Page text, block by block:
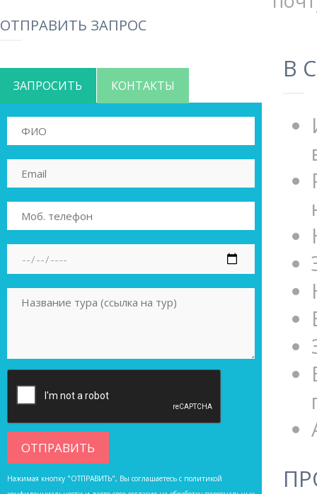
ОТПРАВИТЬ ЗАПРОС
ЗАПРОСИТЬ КОНТАКТЫ
Нажимая кнопку "ОТПРАВИТЬ", Вы соглашаетесь с политикой
В